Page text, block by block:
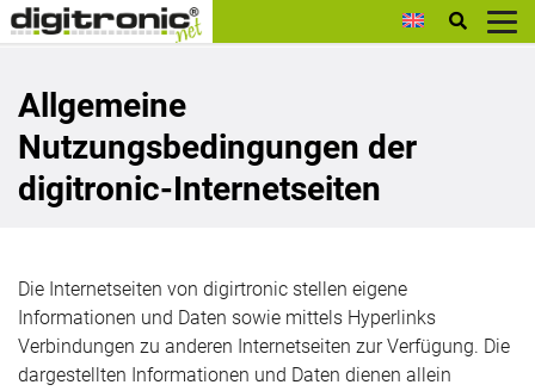
digitronic
Allgemeine
Nutzungsbedingungen der
digitronic-Internetseiten
Die Internetseiten von digirtronic stellen eigene
Informationen und Daten sowie mittels Hyperlinks
Verbindungen zu anderen Internetseiten zur Verfügung. Die
dargestellten Informationen und Daten dienen allein